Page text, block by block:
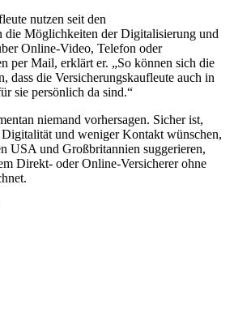
nutzen seit den
die Möglichkeiten der Digitalisierung und
Online-Video, Telefon oder
per Mail, erklärt er. „So können sich die
dass die Versicherungskaufleute auch in
sie persönlich da sind.“
niemand vorhersagen. Sicher ist,
und weniger Kontakt wünschen,
USA und Großbritannien suggerieren,
Direkt- oder Online-Versicherer ohne